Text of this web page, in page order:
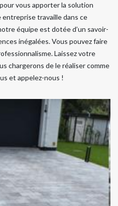
vous apporter la solution
travaille dans ce
équipe est dotée d’un savoir-
inégalées. Vous pouvez faire
Laissez votre
chargerons de le réaliser comme
et appelez-nous !